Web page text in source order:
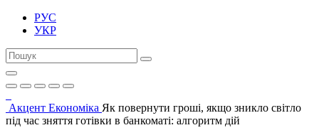
РУС
УКР
Акцент Економіка Як повернути гроші, якщо зникло світло
під час зняття готівки в банкоматі: алгоритм дій